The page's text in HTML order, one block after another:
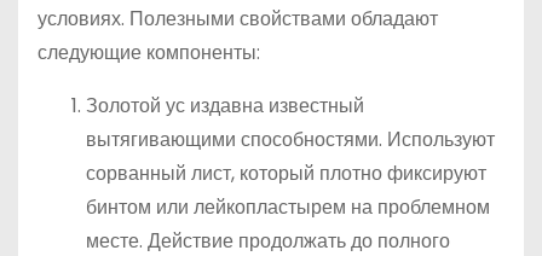
условиях. Полезными свойствами обладают
следующие компоненты:
Золотой ус издавна известный
вытягивающими способностями. Используют
сорванный лист, который плотно фиксируют
бинтом или лейкопластырем на проблемном
месте. Действие продолжать до полного